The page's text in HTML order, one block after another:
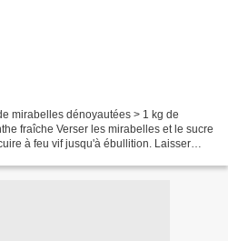
mirabelles dénoyautées > 1 kg de
fraîche Verser les mirabelles et le sucre
à feu vif jusqu'à ébullition. Laisser